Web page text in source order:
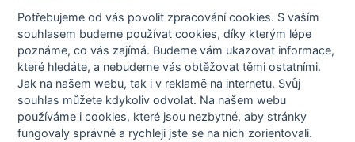
Členové STOBklubu
Zásady nakládání s osobními údaji
Otestujte se
Spočítejte si
Výzva 52
Potřebujeme od vás povolit zpracování cookies. S vaším
souhlasem budeme používat cookies, díky kterým lépe
poznáme,co vás zajímá. Budeme vám ukazovat informace,
které hledáte, a nebudeme vás obtěžovat těmi ostatními.
Jak na našem webu, tak i v reklamě na internetu. Svůj
souhlas můžete kdykoliv odvolat. Na našem webu
používáme i cookies, které jsou nezbytné, aby stránky
fungovaly správně a rychleji jste se na nich zorientovali.